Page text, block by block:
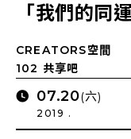
「我們的同
CREATORS空間
102 共享吧
07.20(六)
2019 .